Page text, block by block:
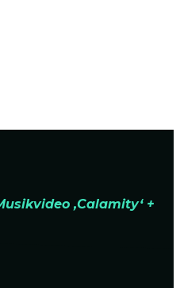
‚Calamity‘ +